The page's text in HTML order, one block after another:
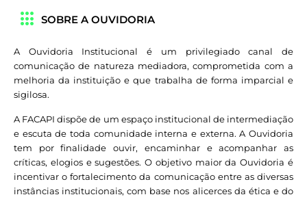
SOBRE A OUVIDORIA
A Ouvidoria Institucional é um privilegiado canal de
comunicação de natureza mediadora, comprometida com a
melhoria da instituição e que trabalha de forma imparcial e
sigilosa.
A FACAPI dispõe de um espaço institucional de intermediação
e escuta de toda comunidade interna e externa. A Ouvidoria
tem por finalidade ouvir, encaminhar e acompanhar as
críticas, elogios e sugestões. O objetivo maior da Ouvidoria é
incentivar o fortalecimento da comunicação entre as diversas
instâncias institucionais, com base nos alicerces da ética e do